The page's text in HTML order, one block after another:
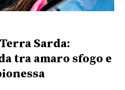
Sarda:
tra amaro sfogo e